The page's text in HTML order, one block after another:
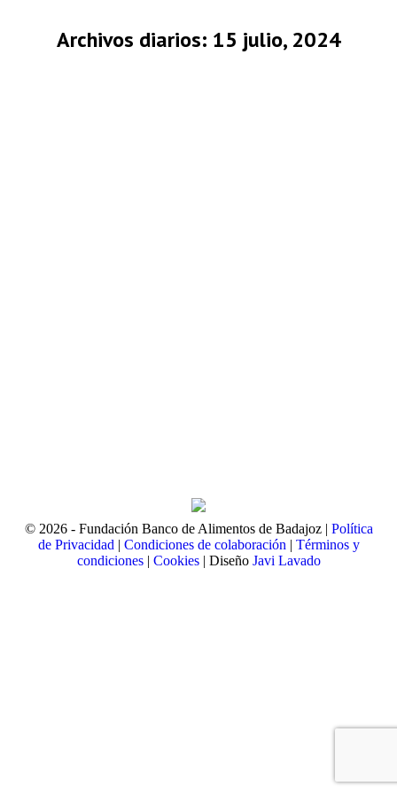
Archivos diarios: 15 julio, 2024
© 2026 - Fundación Banco de Alimentos de Badajoz | Política
de Privacidad | Condiciones de colaboración | Términos y
condiciones| Cookies| Diseño Javi Lavado